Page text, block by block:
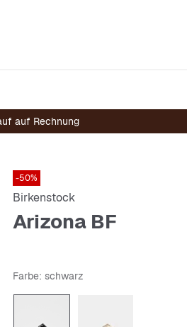
auf Rechnung
-50%
Birkenstock
Arizona BF
Farbe: schwarz